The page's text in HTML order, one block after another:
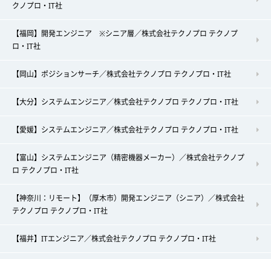
クノプロ・IT社
【福岡】開発エンジニア ※シニア層／株式会社テクノプロ テクノプ
ロ・IT社
【岡山】ポジションサーチ／株式会社テクノプロ テクノプロ・IT社
【大分】システムエンジニア／株式会社テクノプロ テクノプロ・IT社
【愛媛】システムエンジニア／株式会社テクノプロ テクノプロ・IT社
【富山】システムエンジニア（精密機器メーカー）／株式会社テクノプ
ロ テクノプロ・IT社
【神奈川：リモート】（厚木市）開発エンジニア（シニア）／株式会社
テクノプロ テクノプロ・IT社
【福井】ITエンジニア／株式会社テクノプロ テクノプロ・IT社